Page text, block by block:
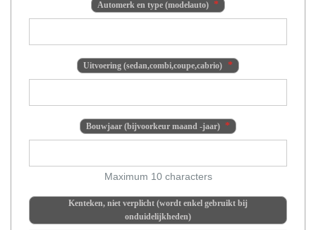
Automerk en type (modelauto)
Uitvoering (sedan,combi,coupe,cabrio)
Bouwjaar (bijvoorkeur maand -jaar)
Maximum 10 characters
Kenteken, niet verplicht (wordt enkel gebruikt bij
onduidelijkheden)